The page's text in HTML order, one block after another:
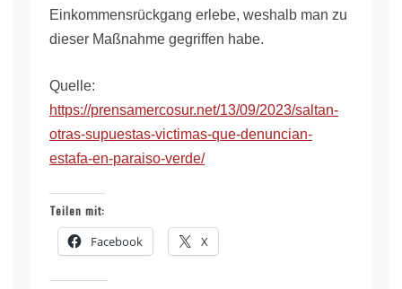
Einkommensrückgang erlebe, weshalb man zu
dieser Maßnahme gegriffen habe.
Quelle:
https://prensamercosur.net/13/09/2023/saltan-
otras-supuestas-victimas-que-denuncian-
estafa-en-paraiso-verde/
Teilen mit:
Facebook X